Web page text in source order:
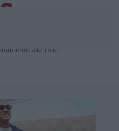
alle 13:01